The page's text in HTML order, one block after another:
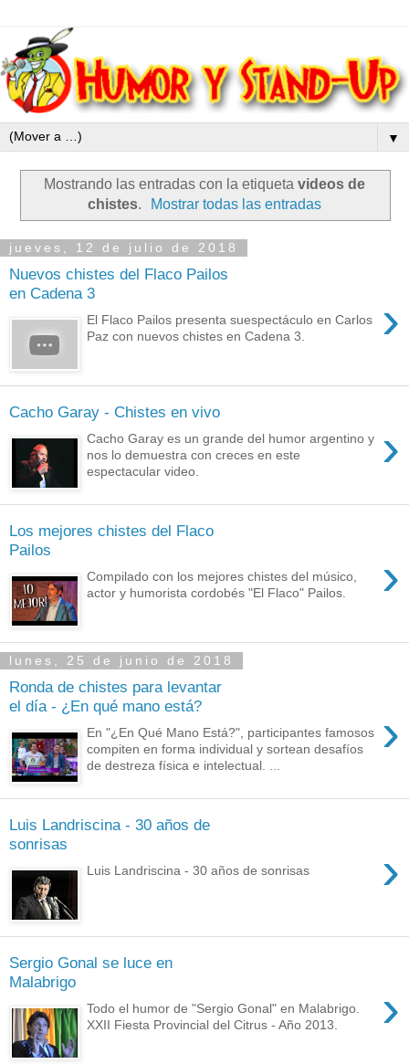
▼
Mostrando las entradas con la etiqueta videos de
chistes. Mostrar todas las entradas
jueves, 12 de julio de 2018
Nuevos chistes del Flaco Pailos
en Cadena 3
›
El Flaco Pailos presenta suespectáculo en Carlos
Paz con nuevos chistes en Cadena 3.
Cacho Garay - Chistes en vivo
›
Cacho Garay es un grande del humor argentino y
nos lo demuestra con creces en este
espectacular video.
Los mejores chistes del Flaco
Pailos
›
Compilado con los mejores chistes del músico,
actor y humorista cordobés "El Flaco" Pailos.
lunes, 25 de junio de 2018
Ronda de chistes para levantar
el día - ¿En qué mano está?
›
En "¿En Qué Mano Está?", participantes famosos
compiten en forma individual y sortean desafíos
de destreza física e intelectual. ...
Luis Landriscina - 30 años de
sonrisas
›
Luis Landriscina - 30 años de sonrisas
Sergio Gonal se luce en
Malabrigo
›
Todo el humor de "Sergio Gonal" en Malabrigo.
XXII Fiesta Provincial del Citrus - Año 2013.